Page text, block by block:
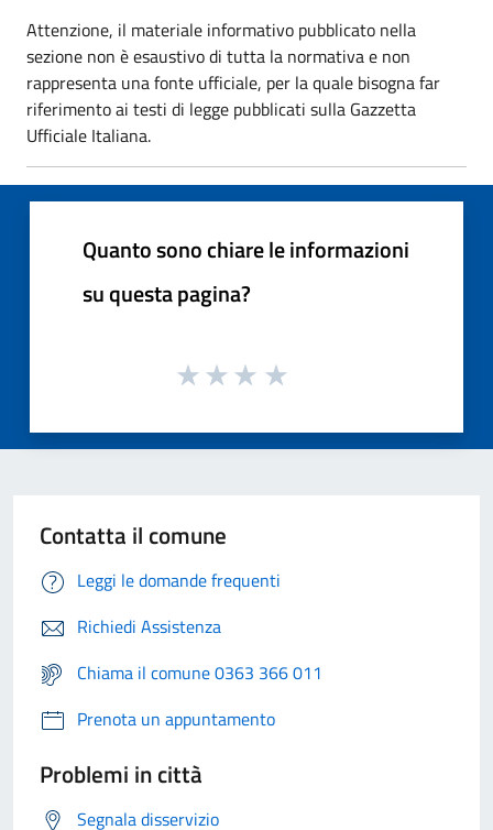
Attenzione, il materiale informativo pubblicato nella
sezione non è esaustivo di tutta la normativa e non
rappresenta una fonte ufficiale, per la quale bisogna far
riferimento ai testi di legge pubblicati sulla Gazzetta
Ufficiale Italiana.
Quanto sono chiare le informazioni
su questa pagina?
Contatta il comune
Leggi le domande frequenti
Richiedi Assistenza
Chiama il comune 0363 366 011
Prenota un appuntamento
Problemi in città
Segnala disservizio